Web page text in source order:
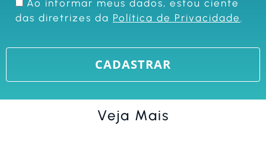
Ao informar meus dados, estou ciente
das diretrizes da Política de Privacidade
Veja Mais